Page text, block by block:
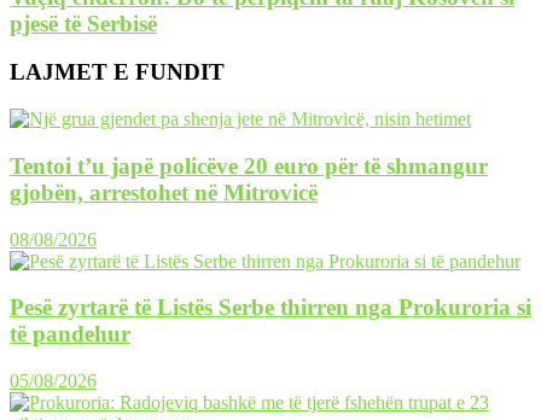
pjesë të Serbisë
LAJMET E FUNDIT
Tentoi t’u japë policëve 20 euro për të shmangur
gjobën, arrestohet në Mitrovicë
08/08/2026
Pesë zyrtarë të Listës Serbe thirren nga Prokuroria si
të pandehur
05/08/2026